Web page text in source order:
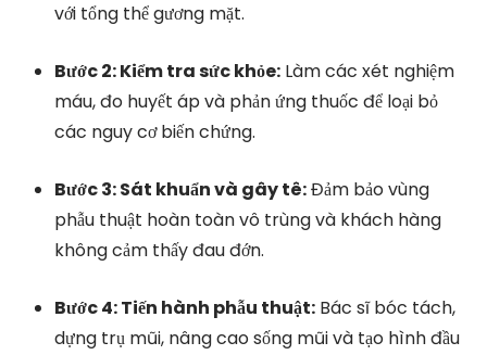
với tổng thể gương mặt.
Bước 2: Kiểm tra sức khỏe: Làm các xét nghiệm
máu, đo huyết áp và phản ứng thuốc để loại bỏ
các nguy cơ biến chứng.
Bước 3: Sát khuẩn và gây tê:Đảm bảo vùng
phẫu thuật hoàn toàn vô trùng và khách hàng
không cảm thấy đau đớn.
Bước 4: Tiến hành phẫu thuật: Bác sĩ bóc tách,
dựng trụ mũi, nâng cao sống mũi và tạo hình đầu